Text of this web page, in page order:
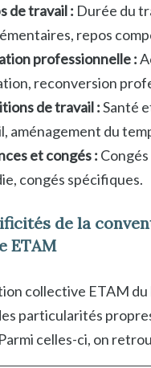
de travail : Durée du
repos
professionnelle :
reconversion
de travail :Santé
aménagement du
et congés :
congés spécifiques.
de la
ETAM
collective ETAM
particularités
celles-ci, on